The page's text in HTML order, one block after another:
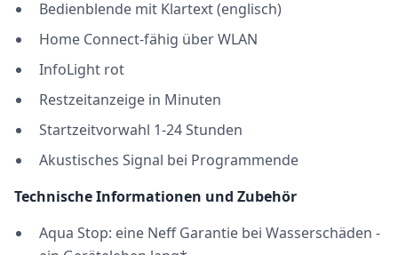
Bedienblende mit Klartext (englisch)
Home Connect-fähig über WLAN
InfoLight rot
Restzeitanzeige in Minuten
Startzeitvorwahl 1-24 Stunden
Akustisches Signal bei Programmende
Technische Informationen und Zubehör
Aqua Stop: eine Neff Garantie bei Wasserschäden -